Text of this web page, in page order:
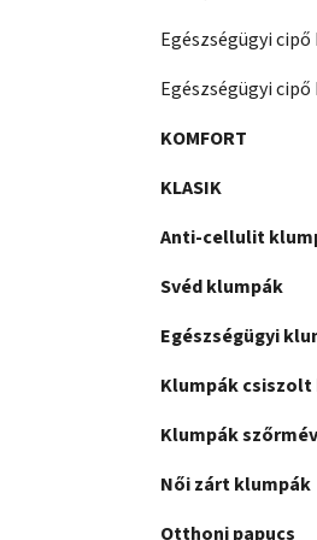
Egészségügyi cipő
Egészségügyi
KOMFORT
KLASIK
Anti-cellulit
Svéd klumpák
Egészségügyi
Klumpák
Klumpák
Női zárt klumpák
Otthoni papucs